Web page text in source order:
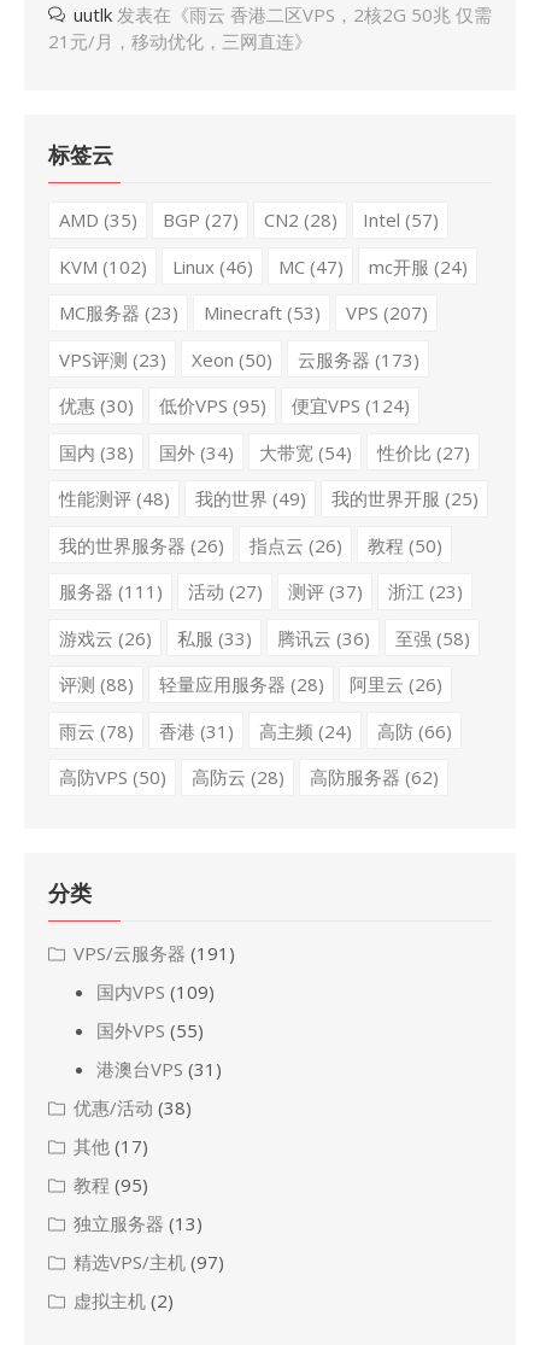
uutlk 发表在《雨云 香港二区VPS，2核2G 50兆 仅需
21元/月，移动优化，三网直连》
标签云
AMD (35) BGP (27) CN2 (28) Intel (57)
KVM (102) Linux (46) MC(47) mc开服 (24)
MC服务器 (23) Minecraft(53) VPS (207)
VPS评测 (23) Xeon (50) 云服务器 (173)
优惠(30) 低价VPS (95) 便宜VPS (124)
国内 (38) 国外(34) 大带宽(54) 性价比 (27)
性能测评(48) 我的世界 (49) 我的世界开服 (25)
我的世界服务器 (26) 指点云 (26) 教程 (50)
服务器 (111) 活动 (27) 测评(37) 浙江 (23)
游戏云 (26) 私服 (33) 腾讯云 (36) 至强 (58)
评测 (88) 轻量应用服务器 (28) 阿里云 (26)
雨云 (78) 香港 (31) 高主频 (24) 高防(66)
高防VPS (50) 高防云 (28) 高防服务器 (62)
分类
VPS/云服务器 (191)
国内VPS (109)
国外VPS (55)
港澳台VPS (31)
优惠/活动 (38)
其他 (17)
教程 (95)
独立服务器 (13)
精选VPS/主机 (97)
虚拟主机 (2)